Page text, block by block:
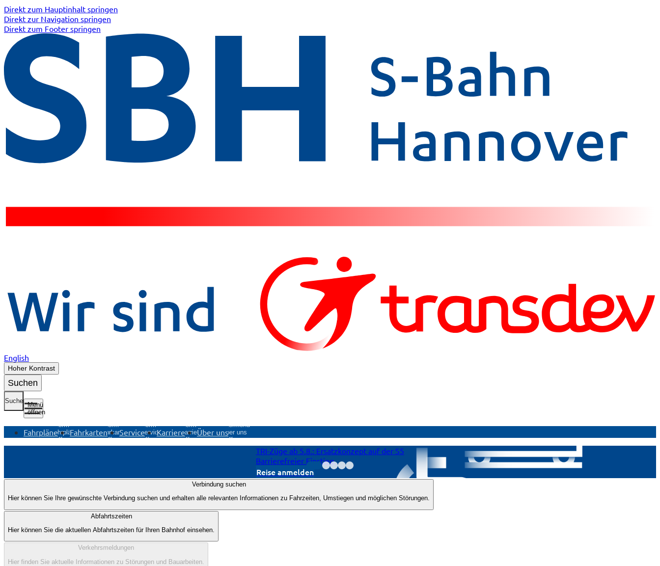
Direkt zum Hauptinhalt springen
Direkt zur Navigation springen
Direkt zum Footer springen
English
Hoher Kontrast
Suchen
Suche
Menü
öffnen
Fahrpläne
Untermenü
Fahrpläne
öffnen
Fahrkarten
Untermenü
Fahrkarten
öffnen
Service
Untermenü
Service
öffnen
Karriere
Untermenü
Karriere
öffnen
Über uns
Untermenü
Über uns
öffnen
TRI-Züge ab 5.8.: Ersatzkonzept auf der S5
Barrierefreier Einstieg.
Reise anmelden
Anzeige
von
5
Verbindung suchen
Hier können Sie Ihre gewünschte Verbindung suchen und erhalten alle relevanten Informationen zu Fahrzeiten, Umstiegen und möglichen Störungen.
Abfahrtszeiten
Hier können Sie die aktuellen Abfahrtszeiten für Ihren Bahnhof einsehen.
Verkehrsmeldungen
Hier finden Sie aktuelle Informationen zu Störungen und Bauarbeiten.